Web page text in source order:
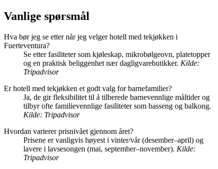
Vanlige spørsmål
Hva bør jeg se etter når jeg velger hotell med tekjøkken i
Fuerteventura?
Se etter fasiliteter som kjøleskap, mikrobølgeovn, platetopper
og en praktisk beliggenhet nær dagligvarebutikker. Kilde:
Tripadvisor
Er hotell med tekjøkken et godt valg for barnefamilier?
Ja, de gir fleksibilitet til å tilberede barnevennlige måltider og
tilbyr ofte familievennlige fasiliteter som basseng og balkong.
Kilde: Tripadvisor
Hvordan varierer prisnivået gjennom året?
Prisene er vanligvis høyest i vinter/vår (desember–april) og
lavere i lavsesongen (mai, september–november). Kilde:
Tripadvisor